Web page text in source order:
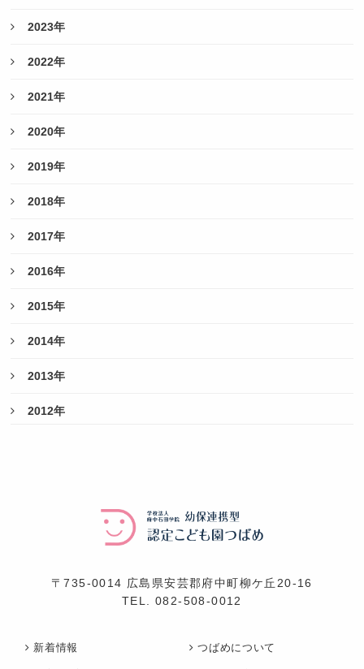
2023年
2022年
2021年
2020年
2019年
2018年
2017年
2016年
2015年
2014年
2013年
2012年
〒735-0014 広島県安芸郡府中町柳ケ丘20-16
TEL.082-508-0012
新着情報 つばめについて